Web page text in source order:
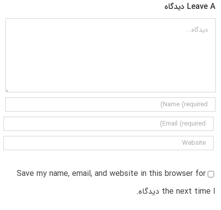
Leave A دیدگاه
دیدگاه
Save my name, email, and website in this browser for
the next time I دیدگاه.